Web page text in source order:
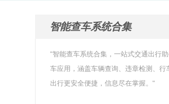
智能查车系统合集
"智能查车系统合集，一站式交通出行
车应用，涵盖车辆查询、违章检测、行
出行更安全便捷，信息尽在掌握。"